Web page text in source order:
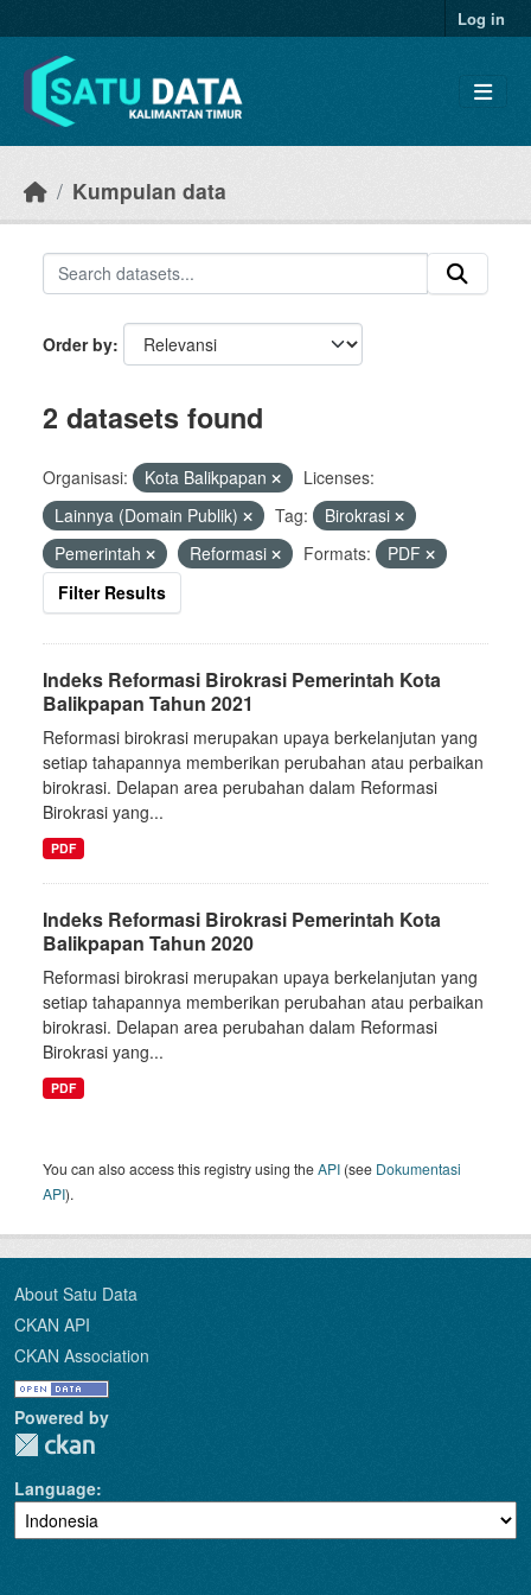
Log in
Kumpulan data
Order by
2 datasets found
Organisasi: Kota Balikpapan
Licenses:
Lainnya (Domain Publik)
Tag:
Birokrasi
Pemerintah
Reformasi Formats:
PDF
Filter Results
Indeks Reformasi Birokrasi Pemerintah Kota
Balikpapan Tahun 2021
Reformasi birokrasi merupakan upaya berkelanjutan yang
setiap tahapannya memberikan perubahan atau perbaikan
birokrasi. Delapan area perubahan dalam Reformasi
Birokrasi yang...
PDF
Indeks Reformasi Birokrasi Pemerintah Kota
Balikpapan Tahun 2020
Reformasi birokrasi merupakan upaya berkelanjutan yang
setiap tahapannya memberikan perubahan atau perbaikan
birokrasi. Delapan area perubahan dalam Reformasi
Birokrasi yang...
PDF
You can also access this registry using theAPI (see Dokumentasi
API).
About Satu Data
CKAN API
CKAN Association
Powered by
Language